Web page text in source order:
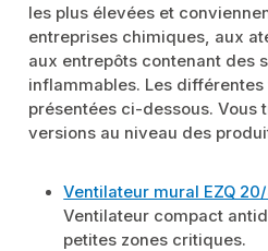
les plus élevées et
entreprises chimiques, aux
aux entrepôts contenant des
inflammables. Les
présentées ci-dessous. Vous
versions au niveau des
Ventilateur mural EZQ
Ventilateur compact
petites zones critiques.